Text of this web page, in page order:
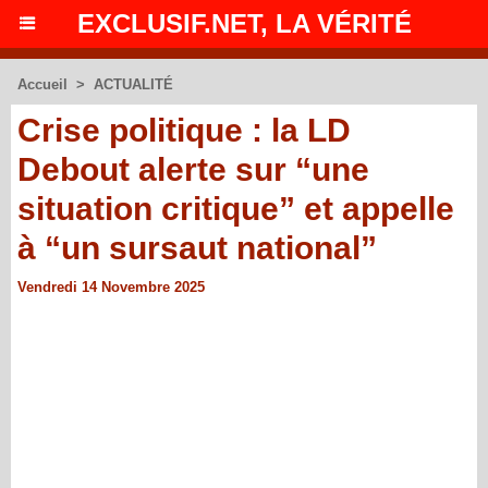
EXCLUSIF.NET, LA VÉRITÉ
Accueil > ACTUALITÉ
Crise politique : la LD
Debout alerte sur “une
situation critique” et appelle
à “un sursaut national”
Vendredi 14 Novembre 2025